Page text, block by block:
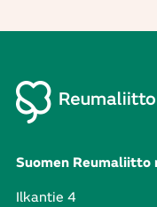
Suomen Reumaliitto
Ilkantie 4